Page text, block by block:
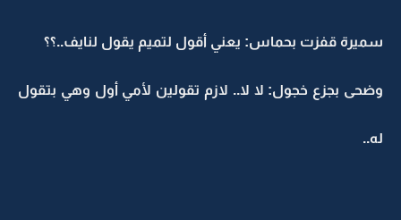
سميرة قفزت بحماس: يعني أقول لتميم يقول لنايف..؟؟
وضحى بجزع خجول: لا لا.. لازم تقولين لأمي أول وهي بتقول
له..